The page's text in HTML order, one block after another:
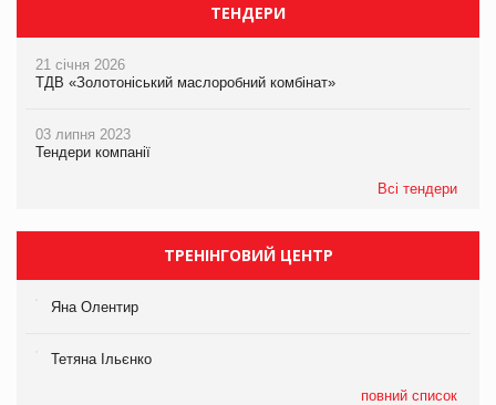
ТЕНДЕРИ
21 січня 2026
ТДВ «Золотоніський маслоробний комбінат»
03 липня 2023
Тендери компанії
Всі тендери
ТРЕНІНГОВИЙ ЦЕНТР
Яна Олентир
Тетяна Ільєнко
повний список